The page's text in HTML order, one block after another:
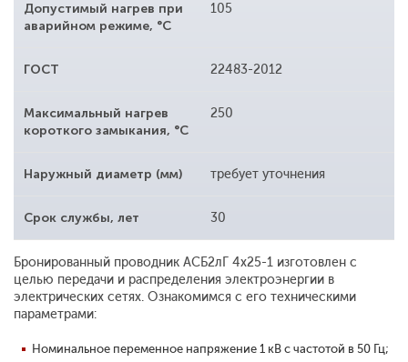
Допустимый нагрев при
аварийном режиме, °С
105
ГОСТ 22483-2012
Максимальный нагрев
короткого замыкания, °С
250
Наружный диаметр (мм) требует уточнения
Срок службы, лет 30
Бронированный проводник АСБ2лГ 4x25-1 изготовлен с
целью передачи и распределения электроэнергии в
электрических сетях. Ознакомимся с его техническими
параметрами:
Номинальное переменное напряжение 1 кВ с частотой в 50 Гц;